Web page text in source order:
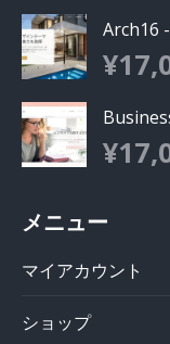
Arch16
¥
¥
メニュー
マイアカウント
ショップ